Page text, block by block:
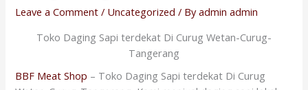
Leave a Comment / Uncategorized / Byadmin admin
Toko Daging Sapi terdekat Di Curug Wetan-Curug-
Tangerang
BBF Meat Shop – Toko Daging Sapi terdekat Di Curug